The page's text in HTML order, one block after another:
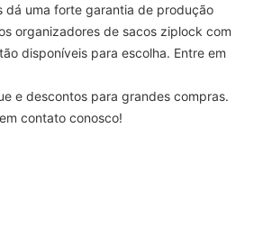
dá uma forte garantia de produção
organizadores de sacos ziplock com
disponíveis para escolha. Entre em
e descontos para grandes compras.
contato conosco!